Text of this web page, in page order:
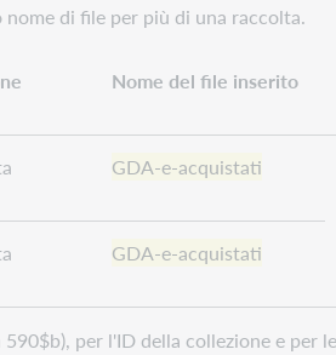
di file per più di una raccolta.
Nome del file inserito
GDA-e-acquistati
GDA-e-acquistati
per l'ID della collezione e per